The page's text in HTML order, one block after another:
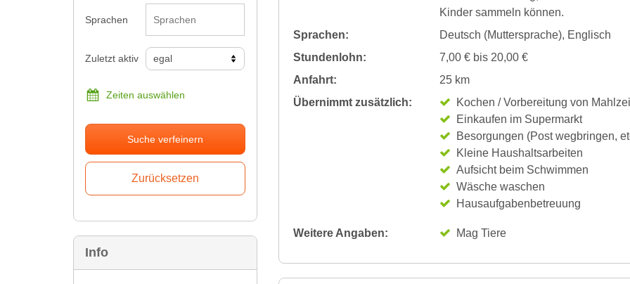
Sprachen
Zuletzt aktiv
Zeiten auswählen
Suche verfeinern
Info
Kinder sammeln können.
Sprachen:
Deutsch (Muttersprache), Englisch
Stundenlohn:
7,00 € bis 20,00 €
Anfahrt:
25 km
Übernimmt zusätzlich:
Kochen / Vorbereitung von
Einkaufen im Supermarkt
Besorgungen (Post wegbringen,
Kleine Haushaltsarbeiten
Aufsicht beim Schwimmen
Wäsche waschen
Hausaufgabenbetreuung
Weitere Angaben: Mag Tiere